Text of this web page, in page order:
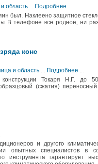
область ... Подробнее ...
был. Наклеено защитное
В телефоне все родное, ни
конс
и область ... Подробнее ...
Токаря Н.Г. до
(сжатия) переносный
и другого
опытных специалистов в
инструмента гарантирует